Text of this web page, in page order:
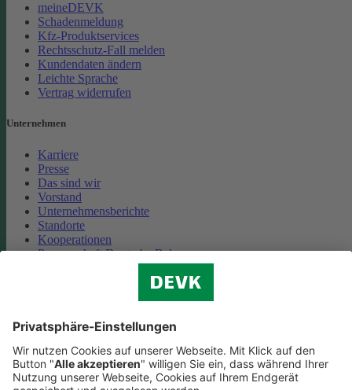
meineDEVK
Schadenmeldung
Kfz-Produktservices
Rechtsschutz-Fall melden
Kundendaten ändern
Leichte Sprache
Vertrag widerrufen
Unternehmen
Karriere
Presse
Das sind wir
Vorstand
Unternehmensberichte
Standorte
Kooperationen
Partnerschaft Deutsche Bahn
Cookie-Einstellungen